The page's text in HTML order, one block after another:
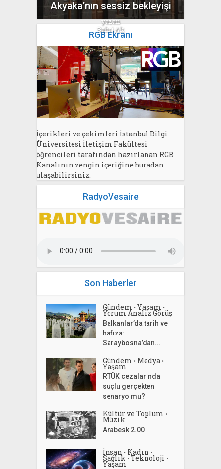
Akyaka’nın sessiz bekleyişi
yazan
Bahri Ak
RGB Ekranı
İçerikleri ve çekimleri İstanbul Bilgi
Üniversitesi İletişim Fakültesi
öğrencileri tarafından hazırlanan RGB
Kanalının zengin içeriğine buradan
ulaşabilirsiniz.
RadyoVesaire
Son Haberler
Gündem • Yaşam •
Yorum Analiz Görüş
Balkanlar’da tarih ve
hafıza:
Saraybosna’dan...
Gündem • Medya •
Yaşam
RTÜK cezalarında
suçlu gerçekten
senaryo mu?
Kültür ve Toplum •
Müzik
Arabesk 2.00
İnsan • Kadın •
Sağlık • Teknoloji •
Yaşam